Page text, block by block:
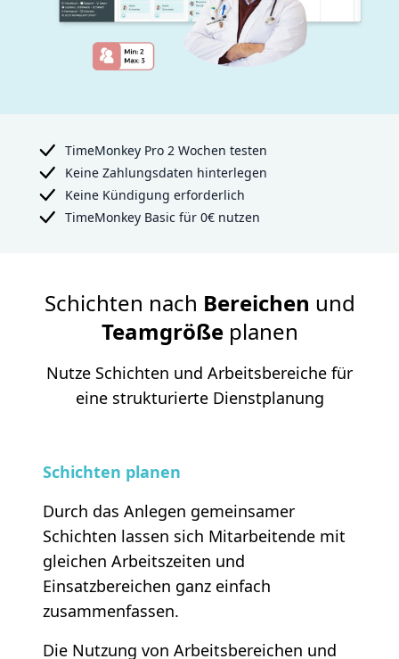
TimeMonkey Pro 2 Wochen testen
Keine Zahlungsdaten hinterlegen
Keine Kündigung erforderlich
TimeMonkey Basic für 0€ nutzen
Schichten nach Bereichen und
Teamgrößeplanen
Nutze Schichten und Arbeitsbereiche für
eine strukturierte Dienstplanung
Schichten planen
Durch das Anlegen gemeinsamer
Schichten lassen sich Mitarbeitende mit
gleichen Arbeitszeiten und
Einsatzbereichen ganz einfach
zusammenfassen.
Die Nutzung von Arbeitsbereichen und